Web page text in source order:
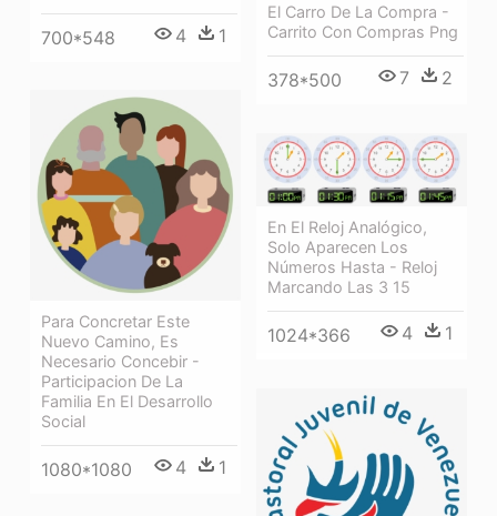
700*548 4 1
El Carro De La Compra -
Carrito Con Compras Png
378*500 7 2
Para Concretar Este
Nuevo Camino, Es
Necesario Concebir -
Participacion De La
Familia En El Desarrollo
Social
1080*1080 4 1
En El Reloj Analógico,
Solo Aparecen Los
Números Hasta - Reloj
Marcando Las 3 15
1024*366 4 1